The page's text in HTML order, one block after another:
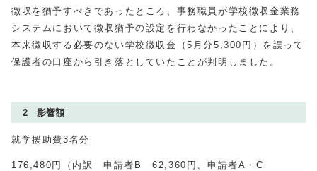
徴収を猶予すべきであったところ、事務職員が学校徴収金業務
システムにおいて徴収猶予の設定を行わなかったことにより、
本来徴収する必要のない学校徴収金（5月分5,300円）を誤って
保護者の口座から引き落としていたことが判明しました。
2 影響額
就学援助費3名分
176,480円（内訳 申請者B62,360 円、申請者A・C